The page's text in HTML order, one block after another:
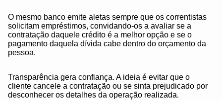
O mesmo banco emite aletas sempre que os correntistas
solicitam empréstimos, convidando-os a avaliar se a
contratação daquele crédito é a melhor opção e se o
pagamento daquela dívida cabe dentro do orçamento da
pessoa.
Transparência gera confiança. A ideia é evitar que o
cliente cancele a contratação ou se sinta prejudicado por
desconhecer os detalhes da operação realizada.